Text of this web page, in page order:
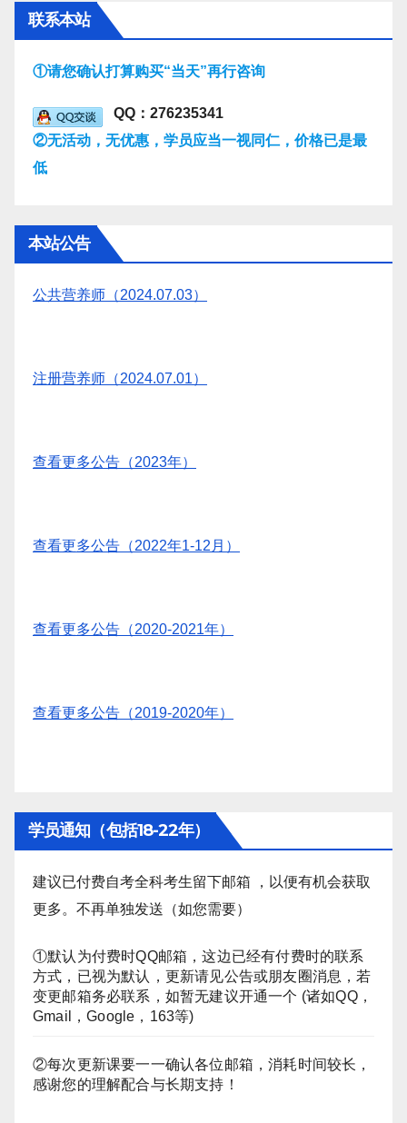
联系本站
①请您确认打算购买“当天”再行咨询
QQ：276235341
②无活动，无优惠，学员应当一视同仁，价格已是最
低
本站公告
公共营养师（2024.07.03）
注册营养师（2024.07.01）
查看更多公告（2023年）
查看更多公告（2022年1-12月）
查看更多公告（2020-2021年）
查看更多公告（2019-2020年）
学员通知（包括18-22年）
建议已付费自考全科考生留下邮箱 ，以便有机会获取
更多。不再单独发送（如您需要）
①默认为付费时QQ邮箱，这边已经有付费时的联系
方式，已视为默认，更新请见公告或朋友圈消息，若
变更邮箱务必联系，如暂无建议开通一个 (诸如QQ，
Gmail，Google，163等)
②每次更新课要一一确认各位邮箱，消耗时间较长，
感谢您的理解配合与长期支持！